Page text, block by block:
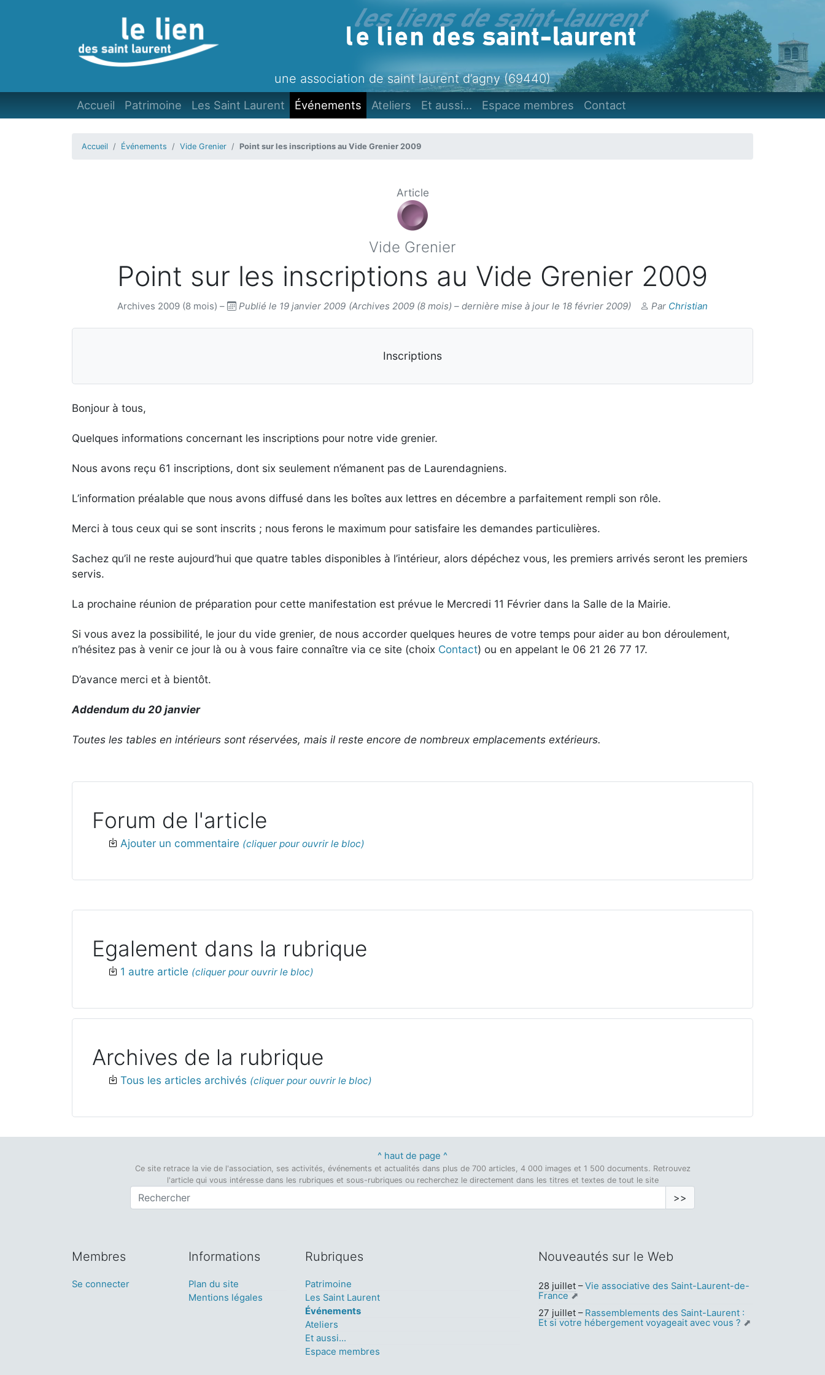
une association de saint laurent d’agny (69440)
Accueil Patrimoine Les Saint Laurent Événements Ateliers Et aussi... Espace membres Contact
Accueil Événements Vide Grenier Point sur les inscriptions au Vide Grenier 2009
Article
Vide Grenier
Point sur les inscriptions au Vide Grenier 2009
Archives 2009 (8 mois) – Publié le 19 janvier 2009 (Archives 2009 (8 mois) – dernière mise à jour le 18 février 2009) Par Christian
Inscriptions
Bonjour à tous,
Quelques informations concernant les inscriptions pour notre vide grenier.
Nous avons reçu 61 inscriptions, dont six seulement n’émanent pas de Laurendagniens.
L’information préalable que nous avons diffusé dans les boîtes aux lettres en décembre a parfaitement rempli son rôle.
Merci à tous ceux qui se sont inscrits ; nous ferons le maximum pour satisfaire les demandes particulières.
Sachez qu’il ne reste aujourd’hui que quatre tables disponibles à l’intérieur, alors dépéchez vous, les premiers arrivés seront les premiers
servis.
La prochaine réunion de préparation pour cette manifestation est prévue le Mercredi 11 Février dans la Salle de la Mairie.
Si vous avez la possibilité, le jour du vide grenier, de nous accorder quelques heures de votre temps pour aider au bon déroulement,
n’hésitez pas à venir ce jour là ou à vous faire connaître via ce site (choix Contact) ou en appelant le 06 21 26 77 17.
D’avance merci et à bientôt.
Addendum du 20 janvier
Toutes les tables en intérieurs sont réservées, mais il reste encore de nombreux emplacements extérieurs.
Forum de l'article
Ajouter un commentaire
Egalement dans la rubrique
1 autre article
Archives de la rubrique
Tous les articles archivés
^ haut de page ^
Ce site retrace la vie de l'association, ses activités, événements et actualités dans plus de 700 articles, 4 000 images et 1 500 documents. Retrouvez
l'article qui vous intéresse dans les rubriques et sous-rubriques ou recherchez le directement dans les titres et textes de tout le site
>>
Membres
Se connecter
Informations
Plan du site
Mentions légales
Rubriques
Patrimoine
Les Saint Laurent
Événements
Ateliers
Et aussi...
Espace membres
Nouveautés sur le Web
28 juillet –Vie associative des Saint-Laurent-de-
France
27 juillet – Rassemblements des Saint-Laurent :
Et si votre hébergement voyageait avec vous ?